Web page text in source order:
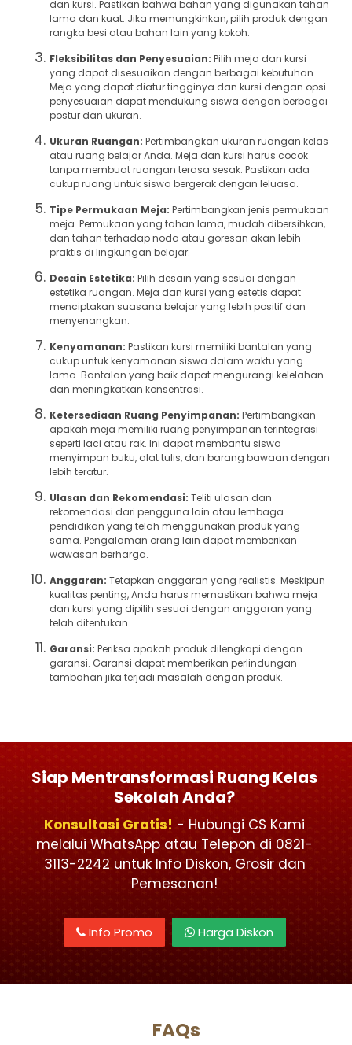
dan kursi. Pastikan bahwa bahan yang digunakan tahan
lama dan kuat. Jika memungkinkan, pilih produk dengan
rangka besi atau bahan lain yang kokoh.
Fleksibilitas dan Penyesuaian: Pilih meja dan kursi
yang dapat disesuaikan dengan berbagai kebutuhan.
Meja yang dapat diatur tingginya dan kursi dengan opsi
penyesuaian dapat mendukung siswa dengan berbagai
postur dan ukuran.
Ukuran Ruangan: Pertimbangkan ukuran ruangan kelas
atau ruang belajar Anda. Meja dan kursi harus cocok
tanpa membuat ruangan terasa sesak. Pastikan ada
cukup ruang untuk siswa bergerak dengan leluasa.
Tipe Permukaan Meja: Pertimbangkan jenis permukaan
meja. Permukaan yang tahan lama, mudah dibersihkan,
dan tahan terhadap noda atau goresan akan lebih
praktis di lingkungan belajar.
Desain Estetika: Pilih desain yang sesuai dengan
estetika ruangan. Meja dan kursi yang estetis dapat
menciptakan suasana belajar yang lebih positif dan
menyenangkan.
Kenyamanan: Pastikan kursi memiliki bantalan yang
cukup untuk kenyamanan siswa dalam waktu yang
lama. Bantalan yang baik dapat mengurangi kelelahan
dan meningkatkan konsentrasi.
Ketersediaan Ruang Penyimpanan: Pertimbangkan
apakah meja memiliki ruang penyimpanan terintegrasi
seperti laci atau rak. Ini dapat membantu siswa
menyimpan buku, alat tulis, dan barang bawaan dengan
lebih teratur.
Ulasan dan Rekomendasi: Teliti ulasan dan
rekomendasi dari pengguna lain atau lembaga
pendidikan yang telah menggunakan produk yang
sama. Pengalaman orang lain dapat memberikan
wawasan berharga.
Anggaran: Tetapkan anggaran yang realistis. Meskipun
kualitas penting, Anda harus memastikan bahwa meja
dan kursi yang dipilih sesuai dengan anggaran yang
telah ditentukan.
Garansi: Periksa apakah produk dilengkapi dengan
garansi. Garansi dapat memberikan perlindungan
tambahan jika terjadi masalah dengan produk.
Siap Mentransformasi Ruang Kelas
Sekolah Anda?
Konsultasi Gratis! - Hubungi CS Kami
melalui WhatsApp atau Telepon di 0821-
3113-2242 untuk Info Diskon, Grosir dan
Pemesanan!
Info Promo Harga Diskon
FAQs